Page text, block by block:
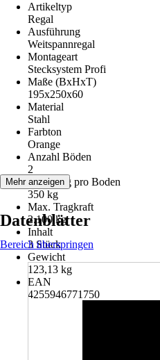
Artikeltyp
Regal
Ausführung
Weitspannregal
Montageart
Stecksystem Profi
Maße (BxHxT)
195x250x60
Material
Stahl
Farbton
Orange
Anzahl Böden
2
Belastung pro Boden
350 kg
Max. Tragkraft
2.100 kg
Inhalt
3 Stück
Gewicht
123,13 kg
EAN
4255946771750
Mehr anzeigen
Datenblätter
Bereich überspringen